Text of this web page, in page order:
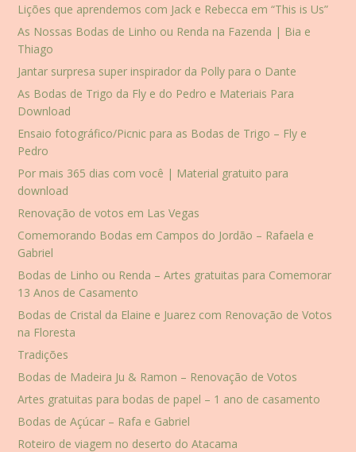
Lições que aprendemos com Jack e Rebecca em “This is Us”
As Nossas Bodas de Linho ou Renda na Fazenda | Bia e
Thiago
Jantar surpresa super inspirador da Polly para o Dante
As Bodas de Trigo da Fly e do Pedro e Materiais Para
Download
Ensaio fotográfico/Picnic para as Bodas de Trigo – Fly e
Pedro
Por mais 365 dias com você | Material gratuito para
download
Renovação de votos em Las Vegas
Comemorando Bodas em Campos do Jordão – Rafaela e
Gabriel
Bodas de Linho ou Renda – Artes gratuitas para Comemorar
13 Anos de Casamento
Bodas de Cristal da Elaine e Juarez com Renovação de Votos
na Floresta
Tradições
Bodas de Madeira Ju & Ramon – Renovação de Votos
Artes gratuitas para bodas de papel – 1 ano de casamento
Bodas de Açúcar – Rafa e Gabriel
Roteiro de viagem no deserto do Atacama